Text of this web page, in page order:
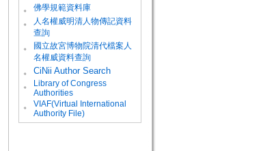
。 佛學規範資料庫
。
人名權威明清人物傳記資料
查詢
。
國立故宮博物院清代檔案人
名權威資料查詢
。
CiNii Author Search
。
Library of Congress
Authorities
。
VIAF(Virtual International
Authority File)